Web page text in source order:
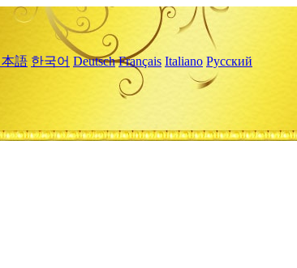
本語 한국어 Deutsch Français Italiano Русский